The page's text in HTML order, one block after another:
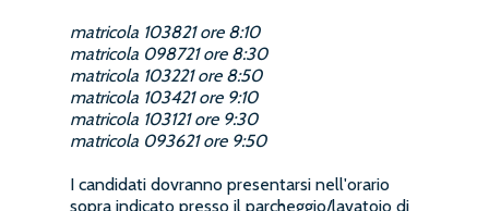
matricola 103821 ore 8:10
matricola 098721 ore 8:30
matricola 103221 ore 8:50
matricola 103421 ore 9:10
matricola 103121 ore 9:30
matricola 093621 ore 9:50
I candidati dovranno presentarsi nell'orario
sopra indicato presso il parcheggio/lavatoio di